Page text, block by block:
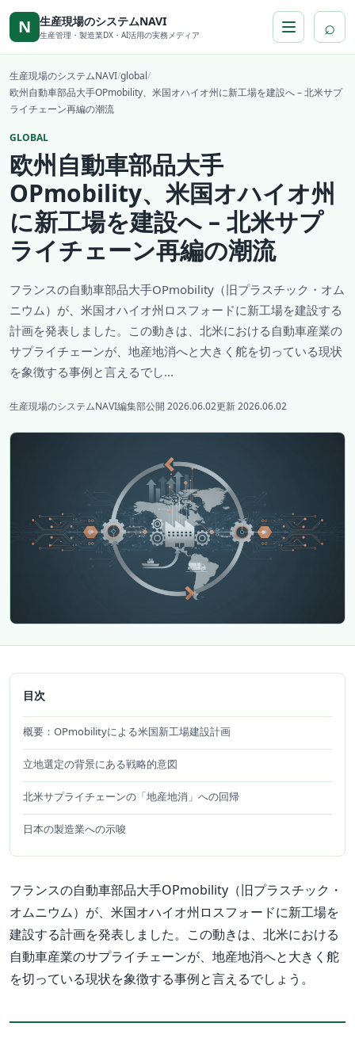
本文へ移動
N 生産現場のシステムNAVI
生産管理・製造業DX・AI活用の実務メディア ⌕
生産現場のシステムNAVI/global/
欧州自動車部品大手OPmobility、米国オハイオ州に新工場を建設へ – 北米サプ
ライチェーン再編の潮流
GLOBAL
欧州自動車部品大手
OPmobility、米国オハイオ州
に新工場を建設へ – 北米サプ
ライチェーン再編の潮流
フランスの自動車部品大手OPmobility（旧プラスチック・オム
ニウム）が、米国オハイオ州ロスフォードに新工場を建設する
計画を発表しました。この動きは、北米における自動車産業の
サプライチェーンが、地産地消へと大きく舵を切っている現状
を象徴する事例と言えるでし...
生産現場のシステムNAVI編集部公開 2026.06.02更新 2026.06.02
目次
概要：OPmobilityによる米国新工場建設計画
立地選定の背景にある戦略的意図
北米サプライチェーンの「地産地消」への回帰
日本の製造業への示唆
フランスの自動車部品大手OPmobility（旧プラスチック・
オムニウム）が、米国オハイオ州ロスフォードに新工場を
建設する計画を発表しました。この動きは、北米における
自動車産業のサプライチェーンが、地産地消へと大きく舵
を切っている現状を象徴する事例と言えるでしょう。